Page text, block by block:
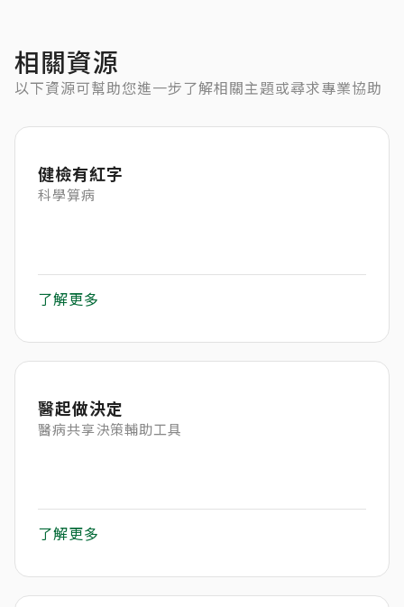
相關資源
以下資源可幫助您進一步了解相關主題或尋求專業協助
健檢有紅字
科學算病
了解更多
醫起做決定
醫病共享決策輔助工具
了解更多